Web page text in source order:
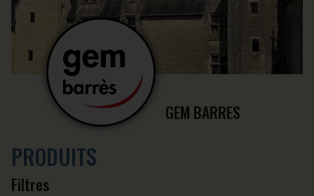
GEM BARRES
PRODUITS
Filtres